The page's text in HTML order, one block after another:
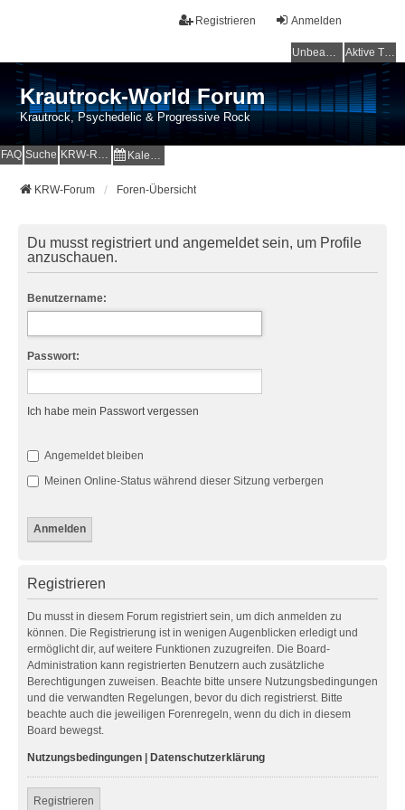
Anmelden
Registrieren
Unbeantwortete Themen Aktive Themen
Krautrock-World Forum
Krautrock, Psychedelic & Progressive Rock
FAQ Suche KRW-Radio Kalender
KRW-Forum Foren-Übersicht
Du musst registriert und angemeldet sein, um Profile
anzuschauen.
Benutzername:
Passwort:
Ich habe mein Passwort vergessen
Angemeldet bleiben
Meinen Online-Status während dieser Sitzung verbergen
Registrieren
Du musst in diesem Forum registriert sein, um dich anmelden zu
können. Die Registrierung ist in wenigen Augenblicken erledigt und
ermöglicht dir, auf weitere Funktionen zuzugreifen. Die Board-
Administration kann registrierten Benutzern auch zusätzliche
Berechtigungen zuweisen. Beachte bitte unsere Nutzungsbedingungen
und die verwandten Regelungen, bevor du dich registrierst. Bitte
beachte auch die jeweiligen Forenregeln, wenn du dich in diesem
Board bewegst.
Nutzungsbedingungen | Datenschutzerklärung
Registrieren